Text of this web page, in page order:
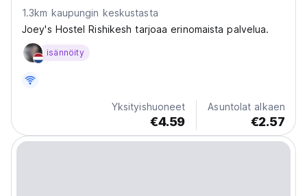
1.3km kaupungin keskustasta
Joey's Hostel Rishikesh tarjoaa erinomaista palvelua.
isännöity
Yksityishuoneet
€4.59
Asuntolat alkaen
€2.57